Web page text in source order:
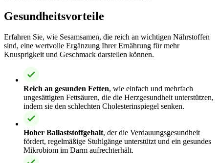
Gesundheitsvorteile
Erfahren Sie, wie Sesamsamen, die reich an wichtigen Nährstoffen
sind, eine wertvolle Ergänzung Ihrer Ernährung für mehr
Knusprigkeit und Geschmack darstellen können.
Reich an gesunden Fetten, wie einfach und mehrfach
ungesättigten Fettsäuren, die die Herzgesundheit unterstützen,
indem sie den schlechten Cholesterinspiegel senken.
Hoher Ballaststoffgehalt, der die Verdauungsgesundheit
fördert, regelmäßige Stuhlgänge unterstützt und ein gesundes
Mikrobiom im Darm aufrechterhält.